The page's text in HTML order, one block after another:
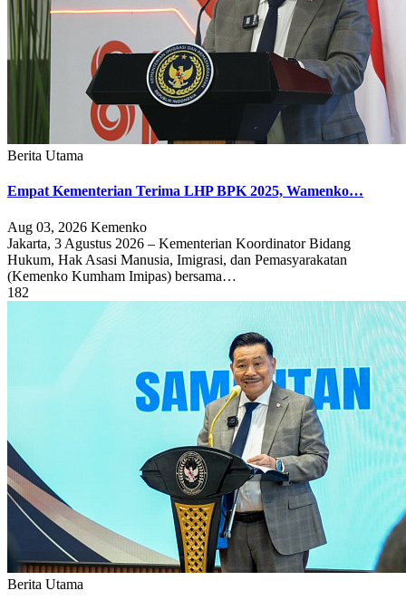
Berita Utama
Empat Kementerian Terima LHP BPK 2025, Wamenko…
Aug 03, 2026 Kemenko
Jakarta, 3 Agustus 2026 – Kementerian Koordinator Bidang
Hukum, Hak Asasi Manusia, Imigrasi, dan Pemasyarakatan
(Kemenko Kumham Imipas) bersama…
182
Berita Utama